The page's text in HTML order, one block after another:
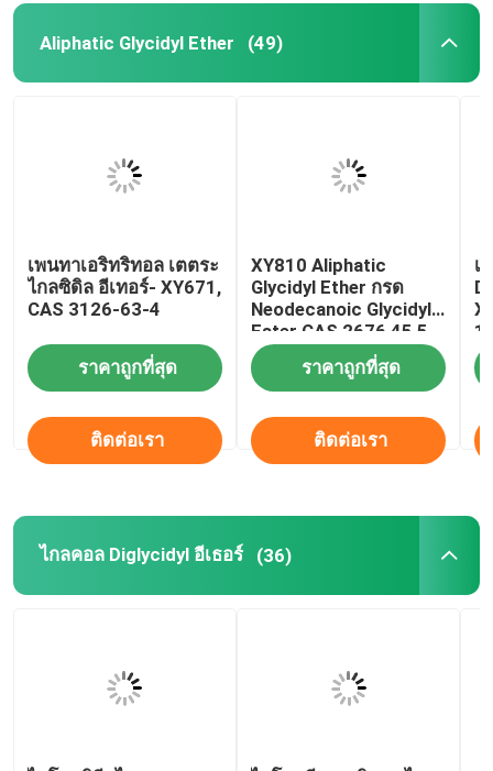
เกี่ยวกับเรา
Aliphatic Glycidyl Ether (49)
เพนทาเอริทริทอล เตตระ
ไกลซิดิล อีเทอร์- XY671,
CAS 3126-63-4
ราคาถูกที่สุด
ติดต่อเรา
XY810 Aliphatic
Glycidyl Ether กรด
Neodecanoic Glycidyl
Ester CAS 2676 45 5
ราคาถูกที่สุด
ติดต่อเรา
เ
ไกลคอล Diglycidyl อีเธอร์ (36)